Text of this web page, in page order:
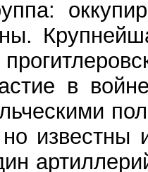
в
известны